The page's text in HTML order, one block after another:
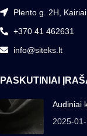
Plento g. 2H,
+370 41 462631
info@siteks.lt
PASKUTINIAI
Audiniai
2025-